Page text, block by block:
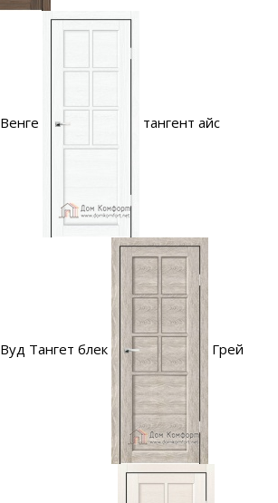
Венге тангент айс
Вуд Тангет блек Грей